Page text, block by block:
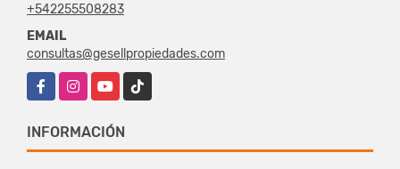
+542255508283
EMAIL
consultas@gesellpropiedades.com
FacebookInstagramYouTubeTikTok
INFORMACIÓN